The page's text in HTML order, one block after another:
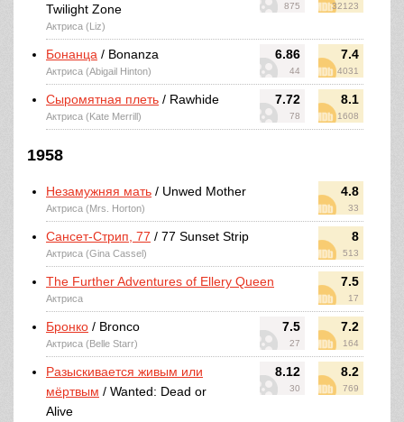
875 32123
Twilight Zone
Актриса (Liz)
6.86
44
7.4
4031
Бонанца / Bonanza
Актриса (Abigail Hinton)
7.72
78
8.1
1608
Сыромятная плеть / Rawhide
Актриса (Kate Merrill)
1958
4.8
33
Незамужняя мать / Unwed Mother
Актриса (Mrs. Horton)
8
513
Сансет-Стрип, 77 / 77 Sunset Strip
Актриса (Gina Cassel)
7.5
17
The Further Adventures of Ellery Queen
Актриса
7.5
27
7.2
164
Бронко / Bronco
Актриса (Belle Starr)
8.12
30
8.2
769
Разыскивается живым или
мёртвым / Wanted: Dead or
Alive